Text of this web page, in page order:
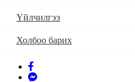
Үйлчилгээ
Холбоо барих